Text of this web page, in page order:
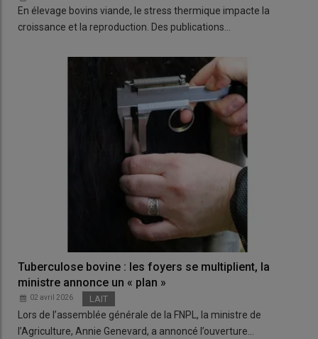
En élevage bovins viande, le stress thermique impacte la
croissance et la reproduction. Des publications…
Tuberculose bovine : les foyers se multiplient, la
ministre annonce un « plan »
02 avril 2026 LAIT
Lors de l’assemblée générale de la FNPL, la ministre de
l’Agriculture, Annie Genevard, a annoncé l’ouverture…